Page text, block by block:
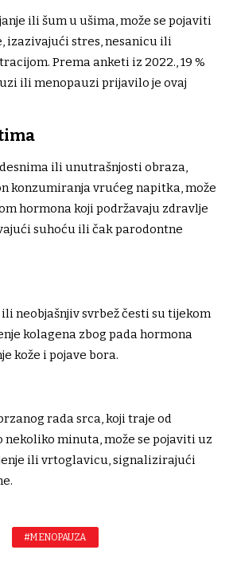
ili šum u ušima, može se pojaviti
izazivajući stres, nesanicu ili
Prema anketi iz 2022., 19 %
ili menopauzi prijavilo je ovaj
ili unutrašnjosti obraza,
konzumiranja vrućeg napitka, može
hormona koji podržavaju zdravlje
suhoću ili čak parodontne
neobjašnjiv svrbež česti su tijekom
kolagena zbog pada hormona
kože i pojave bora.
rada srca, koji traje od
nekoliko minuta, može se pojaviti uz
ili vrtoglavicu, signalizirajući
#MENOPAUZA